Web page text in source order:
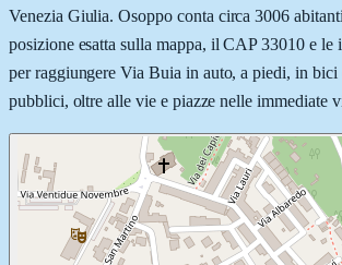
Venezia Giulia. Osoppo conta circa 3006
posizione esatta sulla mappa, il CAP 33010 e le
per raggiungere Via Buia in auto, a piedi, in bici
pubblici, oltre alle vie e piazze nelle immediate